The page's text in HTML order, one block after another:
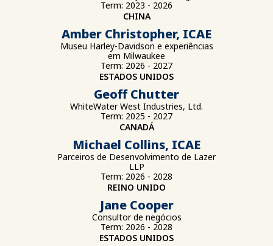
Term: 2023 - 2026
CHINA
Amber Christopher, ICAE
Museu Harley-Davidson e experiências
em Milwaukee
Term: 2026 - 2027
ESTADOS UNIDOS
Geoff Chutter
WhiteWater West Industries, Ltd.
Term: 2025 - 2027
CANADÁ
Michael Collins, ICAE
Parceiros de Desenvolvimento de Lazer
LLP
Term: 2026 - 2028
REINO UNIDO
Jane Cooper
Consultor de negócios
Term: 2026 - 2028
ESTADOS UNIDOS